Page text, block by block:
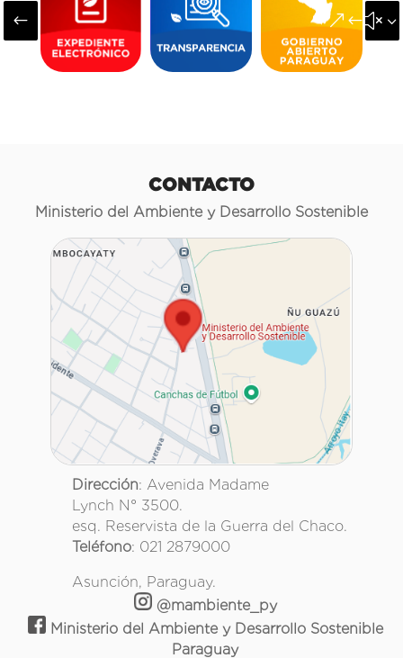
#
CONTACTO
Ministerio del Ambiente y Desarrollo Sostenible
Dirección: Avenida Madame
Lynch N° 3500.
esq. Reservista de la Guerra del Chaco.
Teléfono: 021 2879000
Asunción, Paraguay.
@mambiente_py
Ministerio del Ambiente y Desarrollo Sostenible
Paraguay